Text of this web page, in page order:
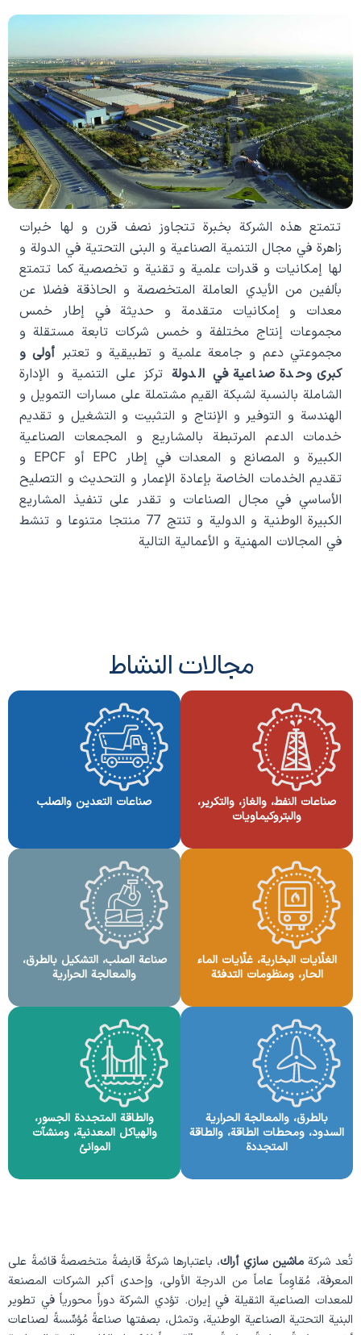
تتمتع هذه الشرکة بخبرة تتجاوز نصف قرن و لها خبرات
زاهرة في مجال التنمية الصناعية و البنی التحتية في الدولة و
لها إمکانيات و قدرات علمية و تقنية و تخصصية کما تتمتع
بألفين من الأيدي العاملة المتخصصة و الحاذقة فضلا عن
معدات و إمکانيات متقدمة و حديثة في إطار خمس
مجموعات إنتاج مختلفة و خمس شرکات تابعة مستقلة و
مجموعتي دعم و جامعة علمية و تطبيقية و تعتبر أولی و
کبری وحدة صناعية في الدولة ترکز علی التنمية و الإدارة
الشاملة بالنسبة لشبکة القيم مشتملة علی مسارات التمويل و
الهندسة و التوفير و الإنتاج و التثبيت و التشغيل و تقديم
خدمات الدعم المرتبطة بالمشاريع و المجمعات الصناعية
الکبيرة و المصانع و المعدات في إطار EPC أو EPCF و
تقديم الخدمات الخاصة بإعادة الإعمار و التحديث و التصليح
الأساسي في مجال الصناعات و تقدر علی تنفيذ المشاريع
الکبيرة الوطنية و الدولية و تنتج 77 منتجا متنوعا و تنشط
في المجالات المهنية و الأعمالية التالية
مجالات النشاط
صناعات النفط، والغاز، والتكرير،
والبتروكيماويات
صناعات التعدين والصلب
الغلّايات البخارية، غلّايات الماء
الحار، ومنظومات التدفئة
صناعة الصلب، التشكيل بالطرق،
والمعالجة الحرارية
بالطرق، والمعالجة الحرارية
السدود، ومحطات الطاقة، والطاقة
المتجددة
والطاقة المتجددة الجسور،
والهياكل المعدنية، ومنشآت
الموانئ
تُعد شركةماشين سازي أراك، باعتبارها شركةً قابضةً متخصصةً قائمةً على
المعرفة، مُقاوِماً عاماً من الدرجة الأولى، وإحدى أكبر الشركات المصنعة
للمعدات الصناعية الثقيلة في إيران. تؤدي الشركة دوراً محورياً في تطوير
البنية التحتية الصناعية الوطنية، وتمثل، بصفتها صناعةً مُؤسِّسةً لصناعات